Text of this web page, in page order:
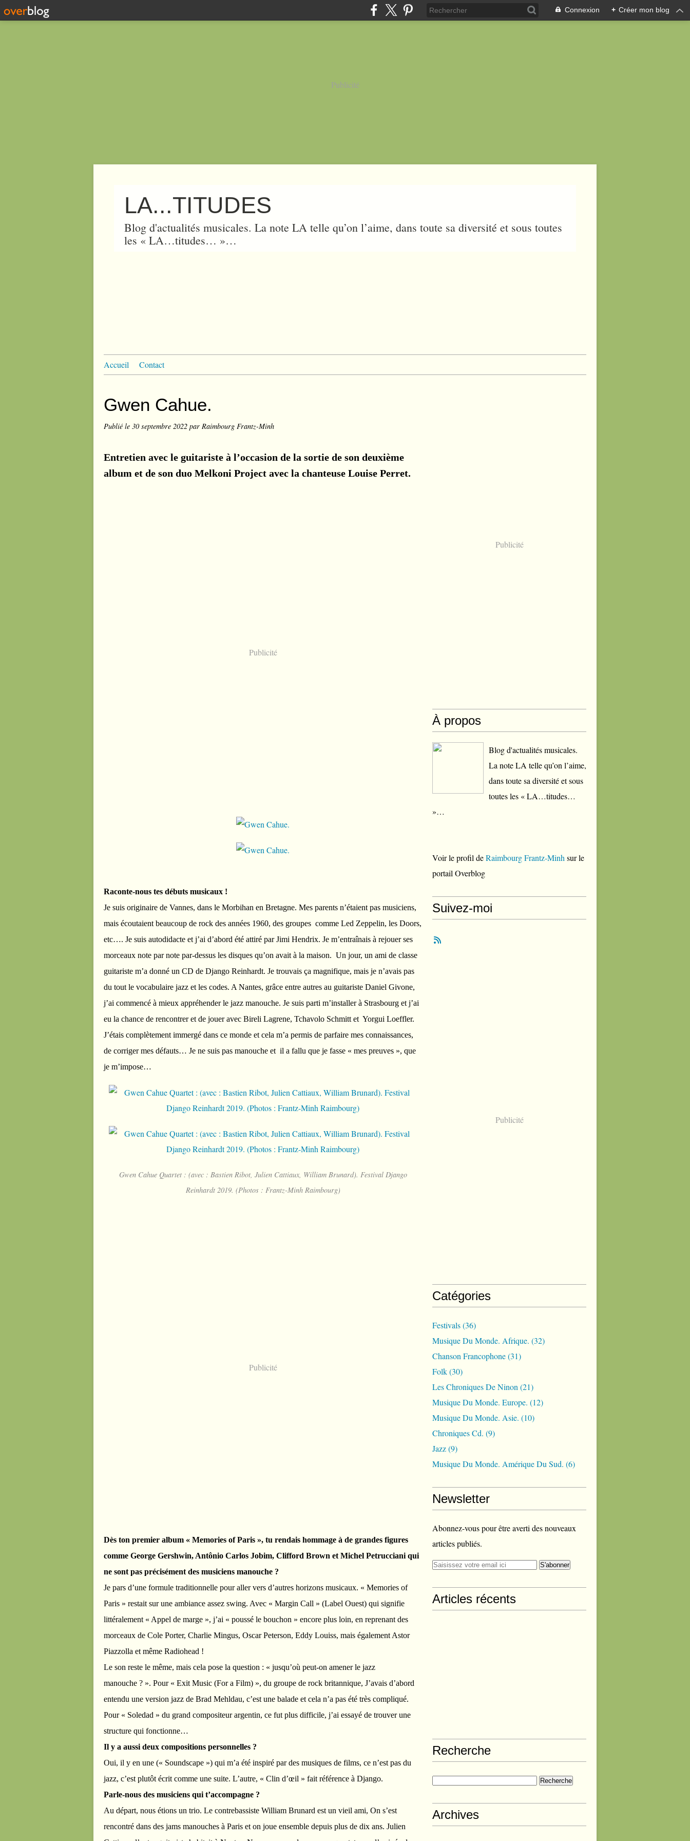
Connexion + Créer mon blog
Publicité
LA...TITUDES
Blog d'actualités musicales. La note LA telle qu’on l’aime, dans toute sa diversité et sous toutes
les « LA…titudes… »…
Accueil Contact
Gwen Cahue.
Publié le 30 septembre 2022 par Raimbourg Frantz-Minh
Entretien avec le guitariste à l’occasion de la sortie de son deuxième
album et de son duo Melkoni Project avec la chanteuse Louise Perret.
Publicité
Raconte-nous tes débuts musicaux !
Je suis originaire de Vannes, dans le Morbihan en Bretagne. Mes parents n’étaient pas musiciens,
mais écoutaient beaucoup de rock des années 1960, des groupes comme Led Zeppelin, les Doors,
etc…. Je suis autodidacte et j’ai d’abord été attiré par Jimi Hendrix. Je m’entraînais à rejouer ses
morceaux note par note par-dessus les disques qu’on avait à la maison. Un jour, un ami de classe
guitariste m’a donné un CD de Django Reinhardt. Je trouvais ça magnifique, mais je n’avais pas
du tout le vocabulaire jazz et les codes. A Nantes, grâce entre autres au guitariste Daniel Givone,
j’ai commencé à mieux appréhender le jazz manouche. Je suis parti m’installer à Strasbourg et j’ai
eu la chance de rencontrer et de jouer avec Bireli Lagrene, Tchavolo Schmitt et Yorgui Loeffler.
J’étais complètement immergé dans ce monde et cela m’a permis de parfaire mes connaissances,
de corriger mes défauts… Je ne suis pas manouche et il a fallu que je fasse « mes preuves », que
je m’impose…
Gwen Cahue Quartet : (avec : Bastien Ribot, Julien Cattiaux, William Brunard). Festival Django
Reinhardt 2019. (Photos : Frantz-Minh Raimbourg)
Publicité
Dès ton premier album « Memories of Paris », tu rendais hommage à de grandes figures
comme George Gershwin, Antônio Carlos Jobim, Clifford Brown et Michel Petrucciani qui
ne sont pas précisément des musiciens manouche ?
Je pars d’une formule traditionnelle pour aller vers d’autres horizons musicaux. « Memories of
Paris » restait sur une ambiance assez swing. Avec « Margin Call » (Label Ouest) qui signifie
littéralement « Appel de marge », j’ai « poussé le bouchon » encore plus loin, en reprenant des
morceaux de Cole Porter, Charlie Mingus, Oscar Peterson, Eddy Louiss, mais également Astor
Piazzolla et même Radiohead !
Le son reste le même, mais cela pose la question : « jusqu’où peut-on amener le jazz
manouche ? ». Pour « Exit Music (For a Film) », du groupe de rock britannique, J’avais d’abord
entendu une version jazz de Brad Mehldau, c’est une balade et cela n’a pas été très compliqué.
Pour « Soledad » du grand compositeur argentin, ce fut plus difficile, j’ai essayé de trouver une
structure qui fonctionne…
Il y a aussi deux compositions personnelles ?
Oui, il y en une (« Soundscape ») qui m’a été inspiré par des musiques de films, ce n’est pas du
jazz, c’est plutôt écrit comme une suite. L’autre, « Clin d’œil » fait référence à Django.
Parle-nous des musiciens qui t’accompagne ?
Au départ, nous étions un trio. Le contrebassiste William Brunard est un vieil ami, On s’est
rencontré dans des jams manouches à Paris et on joue ensemble depuis plus de dix ans. Julien
Publicité
À propos
Blog d'actualités musicales.
La note LA telle qu’on l’aime,
dans toute sa diversité et sous
toutes les « LA…titudes…
»…
Voir le profil deRaimbourg Frantz-Minh sur le
portail Overblog
Suivez-moi
Publicité
Catégories
Festivals(36)
Musique Du Monde. Afrique. (32)
Chanson Francophone(31)
Folk(30)
Les Chroniques De Ninon (21)
Musique Du Monde. Europe. (12)
Musique Du Monde. Asie. (10)
Chroniques Cd. (9)
Jazz(9)
Musique Du Monde. Amérique Du Sud. (6)
Newsletter
Abonnez-vous pour être averti des nouveaux
articles publiés.
Articles récents
Recherche
Archives